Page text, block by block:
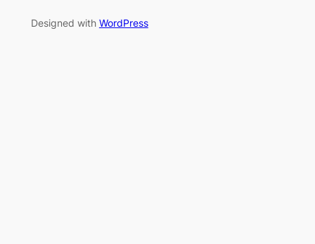
Designed with WordPress